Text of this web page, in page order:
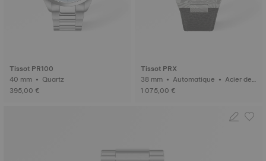
Tissot PR100
40 mm • Quartz
395,00 €
Tissot PRX
38 mm • Automatique • Acier de
Damas
1 075,00 €